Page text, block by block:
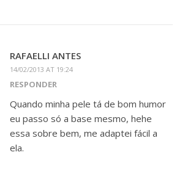
RAFAELLI ANTES
14/02/2013 AT 19:24
RESPONDER
Quando minha pele tá de bom humor
eu passo só a base mesmo, hehe
essa sobre bem, me adaptei fácil a
ela.